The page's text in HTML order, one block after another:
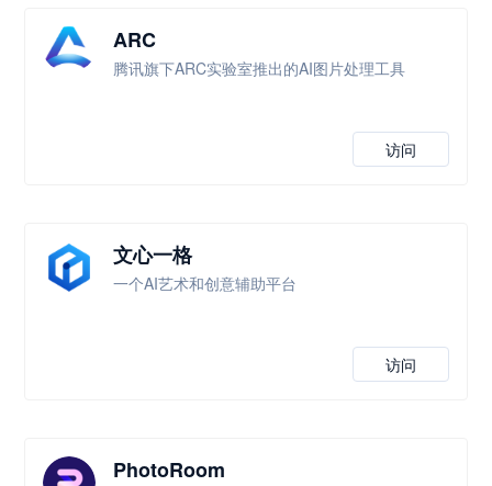
ARC
腾讯旗下ARC实验室推出的AI图片处理工具
访问
文心一格
一个AI艺术和创意辅助平台
访问
PhotoRoom